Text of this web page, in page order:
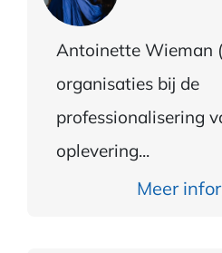
Antoinette Wieman
organisaties bij de
professionalisering
oplevering...
Meer